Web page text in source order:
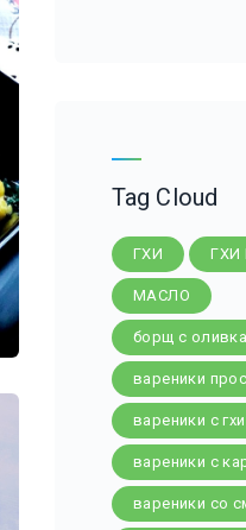
Tag Cloud
ГХИ ГХИ
МАСЛО
борщ с
вареники
вареники с гхи
вареники с
вареники со